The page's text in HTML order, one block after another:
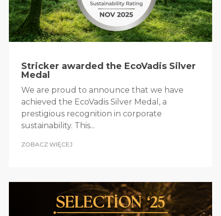
Stricker awarded the EcoVadis Silver
Medal
We are proud to announce that we have
achieved the EcoVadis Silver Medal, a
prestigious recognition in corporate
sustainability. This...
ZOBACZ WIĘCEJ